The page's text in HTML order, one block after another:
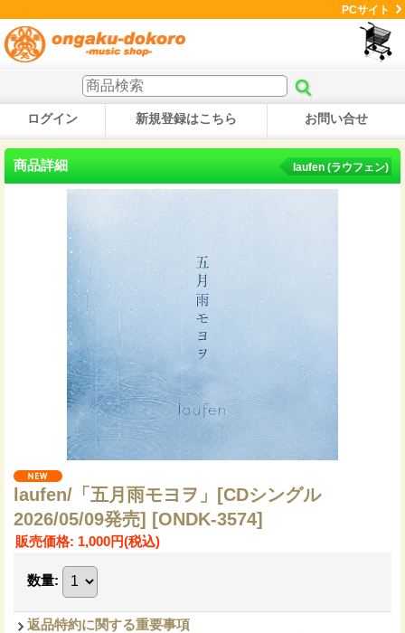
PCサイト
ログイン 新規登録はこちら お問い合せ
商品詳細 laufen (ラウフェン)
laufen/「五月雨モヨヲ」[CDシングル
2026/05/09発売] [ONDK-3574]
販売価格: 1,000円(税込)
数量:
返品特約に関する重要事項